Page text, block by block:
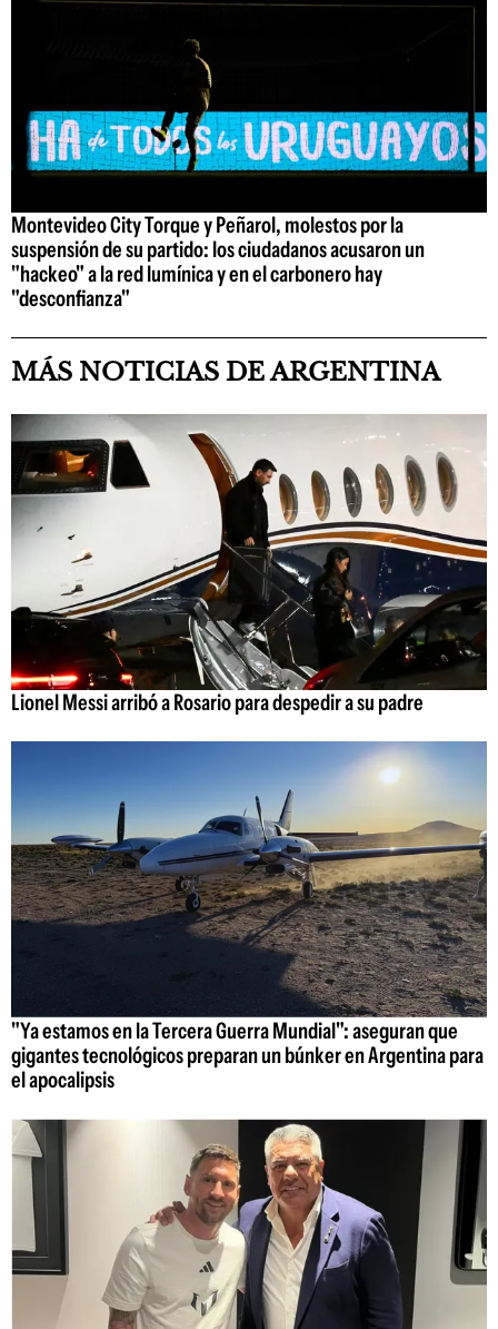
Montevideo City Torque y Peñarol, molestos por la
suspensión de su partido: los ciudadanos acusaron un
"hackeo" a la red lumínica y en el carbonero hay
"desconfianza"
MÁS NOTICIAS DE ARGENTINA
Lionel Messi arribó a Rosario para despedir a su padre
"Ya estamos en la Tercera Guerra Mundial": aseguran que
gigantes tecnológicos preparan un búnker en Argentina para
el apocalipsis